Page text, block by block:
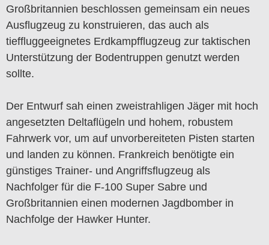
Großbritannien beschlossen gemeinsam ein neues
Ausflugzeug zu konstruieren, das auch als
tieffluggeeignetes Erdkampfflugzeug zur taktischen
Unterstützung der Bodentruppen genutzt werden
sollte.
Der Entwurf sah einen zweistrahligen Jäger mit hoch
angesetzten Deltaflügeln und hohem, robustem
Fahrwerk vor, um auf unvorbereiteten Pisten starten
und landen zu können. Frankreich benötigte ein
günstiges Trainer- und Angriffsflugzeug als
Nachfolger für die F-100 Super Sabre und
Großbritannien einen modernen Jagdbomber in
Nachfolge der Hawker Hunter.